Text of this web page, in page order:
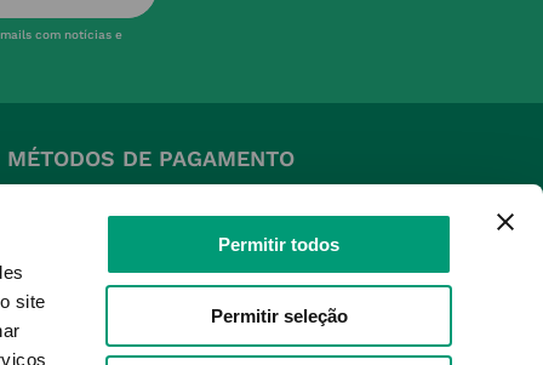
site
Permitir todos
Permitir seleção
com notícias e
MÉTODOS DE PAGAMENTO
SELOS E SEGURANÇA